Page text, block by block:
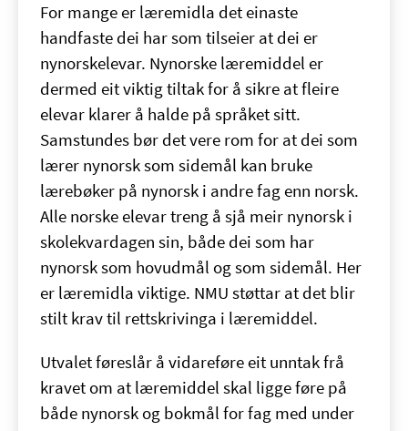
For mange er læremidla det einaste
handfaste dei har som tilseier at dei er
nynorskelevar. Nynorske læremiddel er
dermed eit viktig tiltak for å sikre at fleire
elevar klarer å halde på språket sitt.
Samstundes bør det vere rom for at dei som
lærer nynorsk som sidemål kan bruke
lærebøker på nynorsk i andre fag enn norsk.
Alle norske elevar treng å sjå meir nynorsk i
skolekvardagen sin, både dei som har
nynorsk som hovudmål og som sidemål. Her
er læremidla viktige. NMU støttar at det blir
stilt krav til rettskrivinga i læremiddel.
Utvalet føreslår å vidareføre eit unntak frå
kravet om at læremiddel skal ligge føre på
både nynorsk og bokmål for fag med under